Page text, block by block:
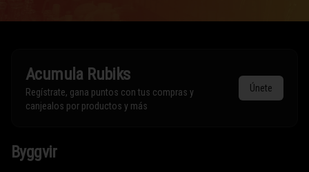
Acumula Rubiks
Regístrate, gana puntos con tus compras y
canjealos por productos y más
Únete
Byggvir